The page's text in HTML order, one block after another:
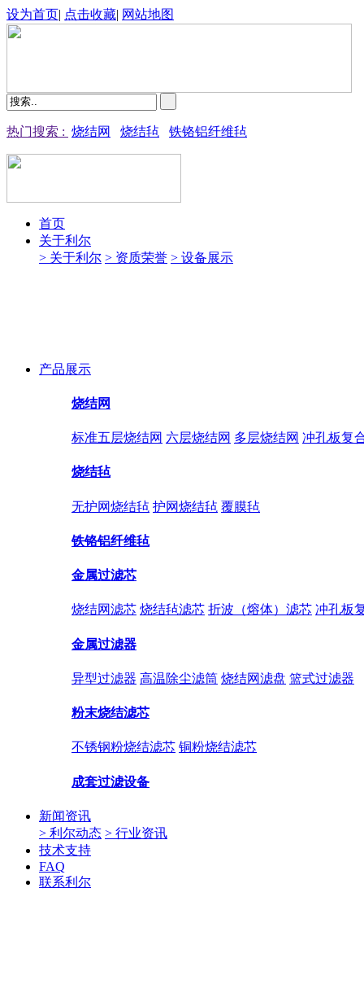
设为首页| 点击收藏| 网站地图
热门搜索 : 烧结网 烧结毡 铁铬铝纤维毡
首页
关于利尔
> 关于利尔 > 资质荣誉 > 设备展示
产品展示
烧结网
标准五层烧结网 六层烧结网 多层烧结网 冲孔板复
烧结毡
无护网烧结毡 护网烧结毡 覆膜毡
铁铬铝纤维毡
金属过滤芯
烧结网滤芯 烧结毡滤芯 折波（熔体）滤芯 冲孔板
金属过滤器
异型过滤器 高温除尘滤筒 烧结网滤盘 篮式过滤器
粉末烧结滤芯
不锈钢粉烧结滤芯 铜粉烧结滤芯
成套过滤设备
新闻资讯
> 利尔动态 > 行业资讯
技术支持
FAQ
联系利尔